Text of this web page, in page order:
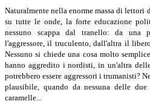
Naturalmente nella enorme massa di
su tutte le onde, la forte educazione
nessuno scappa dal tranello: da una
l'aggressore, il truculento, dall'altra il
Nessuno si chiede una cosa molto
hanno aggredito i nordisti, in un'altra
potrebbero essere aggressori i trumanisti?
plausibile, quando da nessuna delle
caramelle...